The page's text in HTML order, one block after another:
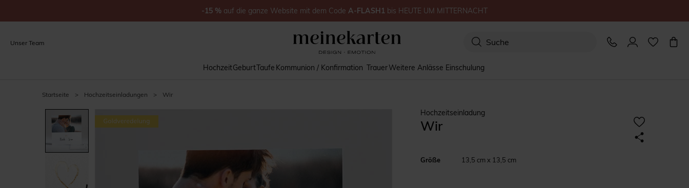
Unser Team
HochzeitGeburtTaufe Kommunion / Konfirmation TrauerWeitere Anlässe Einschulung
Startseite > Hochzeitseinladungen > Wir
Hochzeitseinladung
Wir
Größe 13,5 cm x 13,5 cm
-15 % auf die ganze Website mit dem Code A-FLASH1 bis HEUTE UM MITTERNACHT